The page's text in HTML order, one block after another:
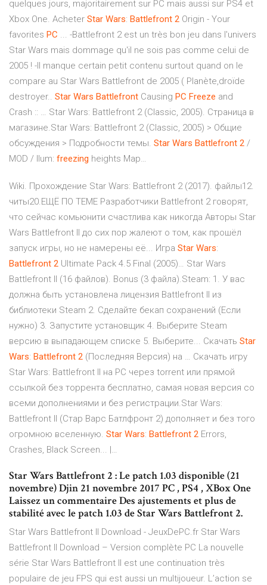
quelques jours, majoritairement sur PC mais aussi sur PS4 et
Xbox One. Acheter Star Wars: Battlefront 2 Origin - Your
favorites PC ... -Battlefront 2 est un très bon jeu dans l'univers
Star Wars mais dommage qu'il ne sois pas comme celui de
2005 ! -Il manque certain petit contenu surtout quand on le
compare au Star Wars Battlefront de 2005 ( Planète,droïde
destroyer.. Star Wars Battlefront Causing PC Freeze and
Crash :: … Star Wars: Battlefront 2 (Classic, 2005). Страница в
магазине.Star Wars: Battlefront 2 (Classic, 2005) > Общие
обсуждения > Подробности темы. Star Wars Battlefront 2 /
MOD / Ilum: freezing heights Map…
Wiki. Прохождение Star Wars: Battlefront 2 (2017). файлы12.
читы20.ЕЩЁ ПО ТЕМЕ Разработчики Battlefront 2 говорят,
что сейчас комьюнити счастлива как никогда Авторы Star
Wars Battlefront II до сих пор жалеют о том, как прошёл
запуск игры, но не намерены её... Игра Star Wars:
Battlefront 2 Ultimate Pack 4.5 Final (2005)… Star Wars
Battlefront II (16 файлов). Bonus (3 файла).Steam: 1. У вас
должна быть установлена лицензия Battlefront II из
библиотеки Steam 2. Сделайте бекап сохранений (Если
нужно) 3. Запустите установщик 4. Выберите Steam
версию в выпадающем списке 5. Выберите... Скачать Star
Wars: Battlefront 2 (Последняя Версия) на … Скачать игру
Star Wars: Battlefront II на PC через torrent или прямой
ссылкой без торрента бесплатно, самая новая версия со
всеми дополнениями и без регистрации.Star Wars:
Battlefront II (Стар Варс Батлфронт 2) дополняет и без того
огромною вселенную. Star Wars: Battlefront 2 Errors,
Crashes, Black Screen... |…
Star Wars Battlefront 2 : Le patch 1.03 disponible (21
novembre) Djin 21 novembre 2017 PC , PS4 , XBox One
Laissez un commentaire Des ajustements et plus de
stabilité avec le patch 1.03 de Star Wars Battlefront 2.
Star Wars Battlefront II Download - JeuxDePC.fr Star Wars
Battlefront II Download – Version complète PC La nouvelle
série Star Wars Battlefront II est une continuation très
populaire de jeu FPS qui est aussi un multijoueur. L’action se